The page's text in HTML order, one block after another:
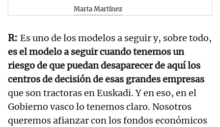
Marta Martínez
Es uno de los modelos a seguir y, sobre todo,
es el modelo a seguir cuando tenemos un
riesgo de que puedan desaparecer de aquí los
centros de decisión de esas grandes empresas
que son tractoras en Euskadi. Y en eso, en el
Gobierno vasco lo tenemos claro. Nosotros
queremos afianzar con los fondos económicos